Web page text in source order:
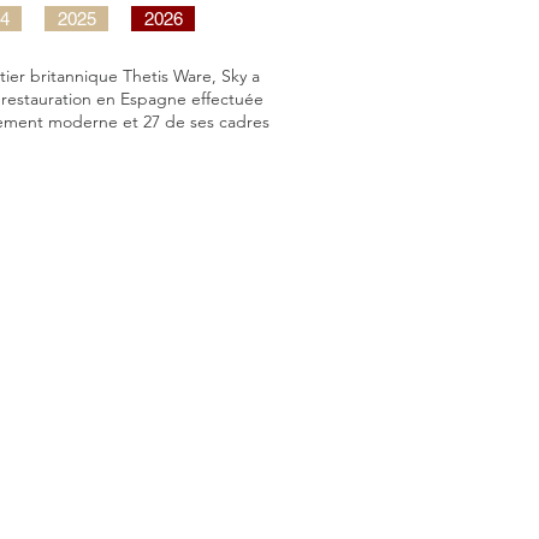
2025 2026
britannique Thetis Ware, Sky a
en Espagne effectuée
moderne et 27 de ses cadres